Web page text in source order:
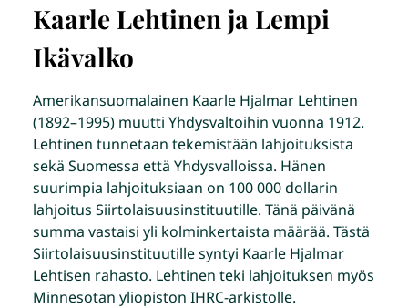
Kaarle Lehtinen ja Lempi
Ikävalko
Amerikansuomalainen Kaarle Hjalmar Lehtinen
(1892–1995) muutti Yhdysvaltoihin vuonna 1912.
Lehtinen tunnetaan tekemistään lahjoituksista
sekä Suomessa että Yhdysvalloissa. Hänen
suurimpia lahjoituksiaan on 100 000 dollarin
lahjoitus Siirtolaisuusinstituutille. Tänä päivänä
summa vastaisi yli kolminkertaista määrää. Tästä
Siirtolaisuusinstituutille syntyi Kaarle Hjalmar
Lehtisen rahasto. Lehtinen teki lahjoituksen myös
Minnesotan yliopiston IHRC-arkistolle.